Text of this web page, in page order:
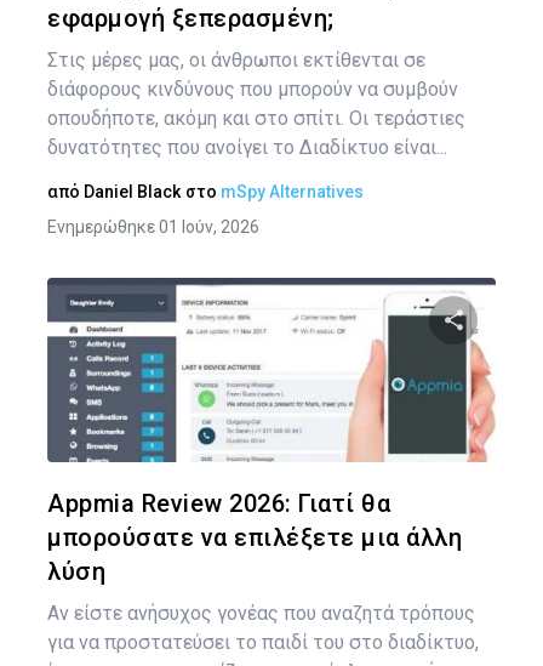
εφαρμογή ξεπερασμένη;
Στις μέρες μας, οι άνθρωποι εκτίθενται σε
διάφορους κινδύνους που μπορούν να συμβούν
οπουδήποτε, ακόμη και στο σπίτι. Οι τεράστιες
δυνατότητες που ανοίγει το Διαδίκτυο είναι...
από Daniel Black στο mSpy Alternatives
Ενημερώθηκε 01 Ιούν, 2026
Appmia Review 2026: Γιατί θα
μπορούσατε να επιλέξετε μια άλλη
λύση
Αν είστε ανήσυχος γονέας που αναζητά τρόπους
για να προστατεύσει το παιδί του στο διαδίκτυο,